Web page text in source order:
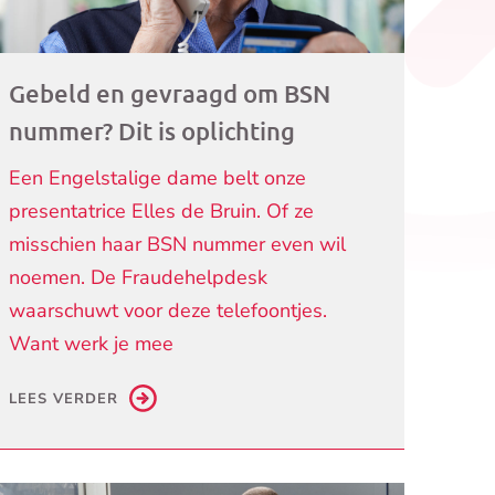
Gebeld en gevraagd om BSN
nummer? Dit is oplichting
Een Engelstalige dame belt onze
presentatrice Elles de Bruin. Of ze
misschien haar BSN nummer even wil
noemen. De Fraudehelpdesk
waarschuwt voor deze telefoontjes.
Want werk je mee
LEES VERDER